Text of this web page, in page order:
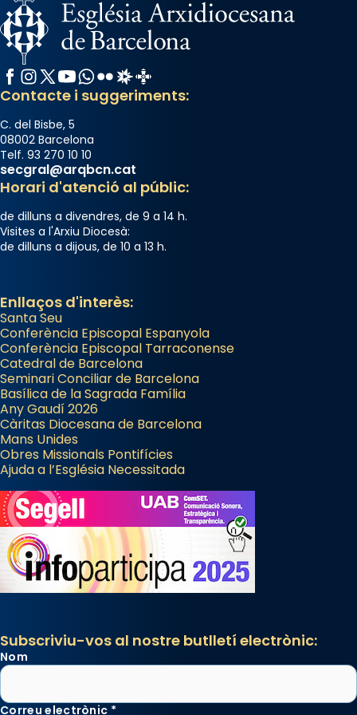
«Si vols saber què és calor, ves per les
Santes a Mataró»🥵.
Photo
View on Facebook Share
Facebook
Instagram
X / Twitter
YouTube
WhatsApp
FlickrRadio Estel
Catalunya Cristiana
Contacte i suggeriments:
C. del Bisbe, 5
08002 Barcelona
Telf. 93 270 10 10
secgral@arqbcn.cat
Horari d'atenció al públic:
de dilluns a divendres, de 9 a 14 h.
Visites a l'Arxiu Diocesà:
de dilluns a dijous, de 10 a 13 h.
Enllaços d'interès:
Santa Seu
Conferència Episcopal Espanyola
Conferència Episcopal Tarraconense
Catedral de Barcelona
Seminari Conciliar de Barcelona
Basílica de la Sagrada Família
Any Gaudí 2026
Càritas Diocesana de Barcelona
Mans Unides
Obres Missionals Pontifícies
Ajuda a l’Església Necessitada
Subscriviu-vos al nostre butlletí electrònic:
Nom
Correu electrònic *